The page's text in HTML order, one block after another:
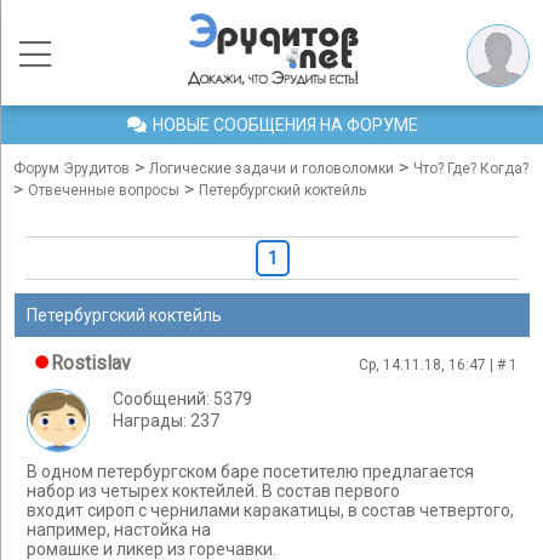
НОВЫЕ СООБЩЕНИЯ НА ФОРУМЕ
Форум Эрудитов > Логические задачи и головоломки > Что? Где? Когда?
> Отвеченные вопросы > Петербургский коктейль
1
Петербургский коктейль
Rostislav Ср, 14.11.18, 16:47 | # 1
Сообщений: 5379
Награды: 237
В одном петербургском баре посетителю предлагается
набор из четырех коктейлей. В состав первого
входит сироп с чернилами каракатицы, в состав четвертого,
например, настойка на
ромашке и ликер из горечавки.